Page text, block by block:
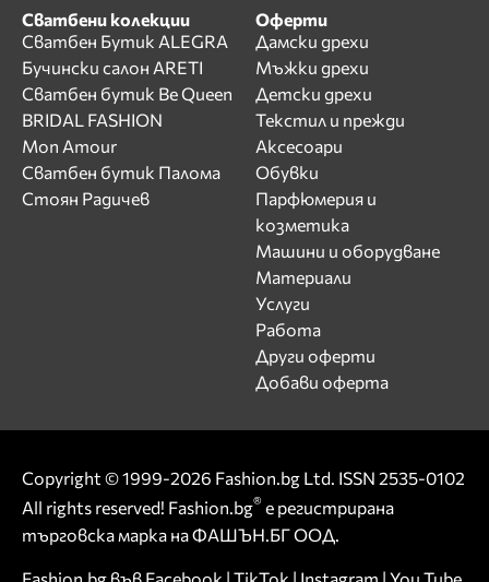
Сватбени колекции
Сватбен Бутик ALEGRA
Бучински салон ARETI
Сватбен бутик Be Queen
BRIDAL FASHION
Mon Amour
Сватбен бутик Палома
Стоян Радичев
Оферти
Дамски дрехи
Мъжки дрехи
Детски дрехи
Текстил и прежди
Аксесоари
Обувки
Парфюмерия и
козметика
Машини и оборудване
Материали
Услуги
Работа
Други оферти
Добави оферта
Copyright © 1999-2026 Fashion.bg Ltd. ISSN 2535-0102
All rights reserved! Fashion.bg® е регистрирана
търговска марка на ФАШЪН.БГ ООД.